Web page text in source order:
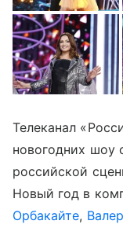
Телеканал
новогодних шоу
российской
Новый год в
Орбакайте,